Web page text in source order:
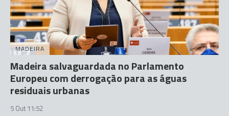
MADEIRA
Madeira salvaguardada no Parlamento
Europeu com derrogação para as águas
residuais urbanas
5 Out 11:52